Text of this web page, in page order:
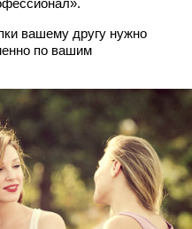
вашему другу нужно
по вашим